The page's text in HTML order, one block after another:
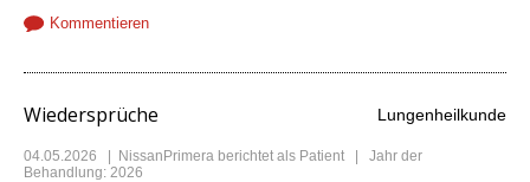
Kommentieren
Wiedersprüche Lungenheilkunde
04.05.2026 NissanPrimera berichtet als Patient | Jahr der
Behandlung: 2026